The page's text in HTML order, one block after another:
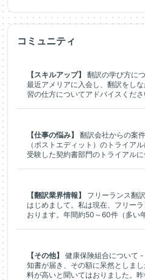
コミュニティ
【スキルアップ】
翻訳の学び方に
最近アメリアに入会し、翻訳をし
習の仕方についてアドバイスくださ
【仕事の悩み】
翻訳会社からの案
（ポストエディット）のトライア
受験した契約書部門のトライアル
【翻訳業界情報】
フリーランス翻
はじめまして。私は現在、フリー
おります。年間約50～60件（多い
【その他】
健康保険組合について
知書が届き、その額に呆然としま
料が高いと聞いてはおりました。昨